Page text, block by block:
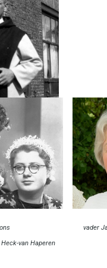
vader Janus
van Haperen